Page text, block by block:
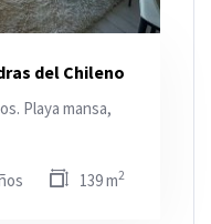
del Chileno
Playa mansa,
139 m2